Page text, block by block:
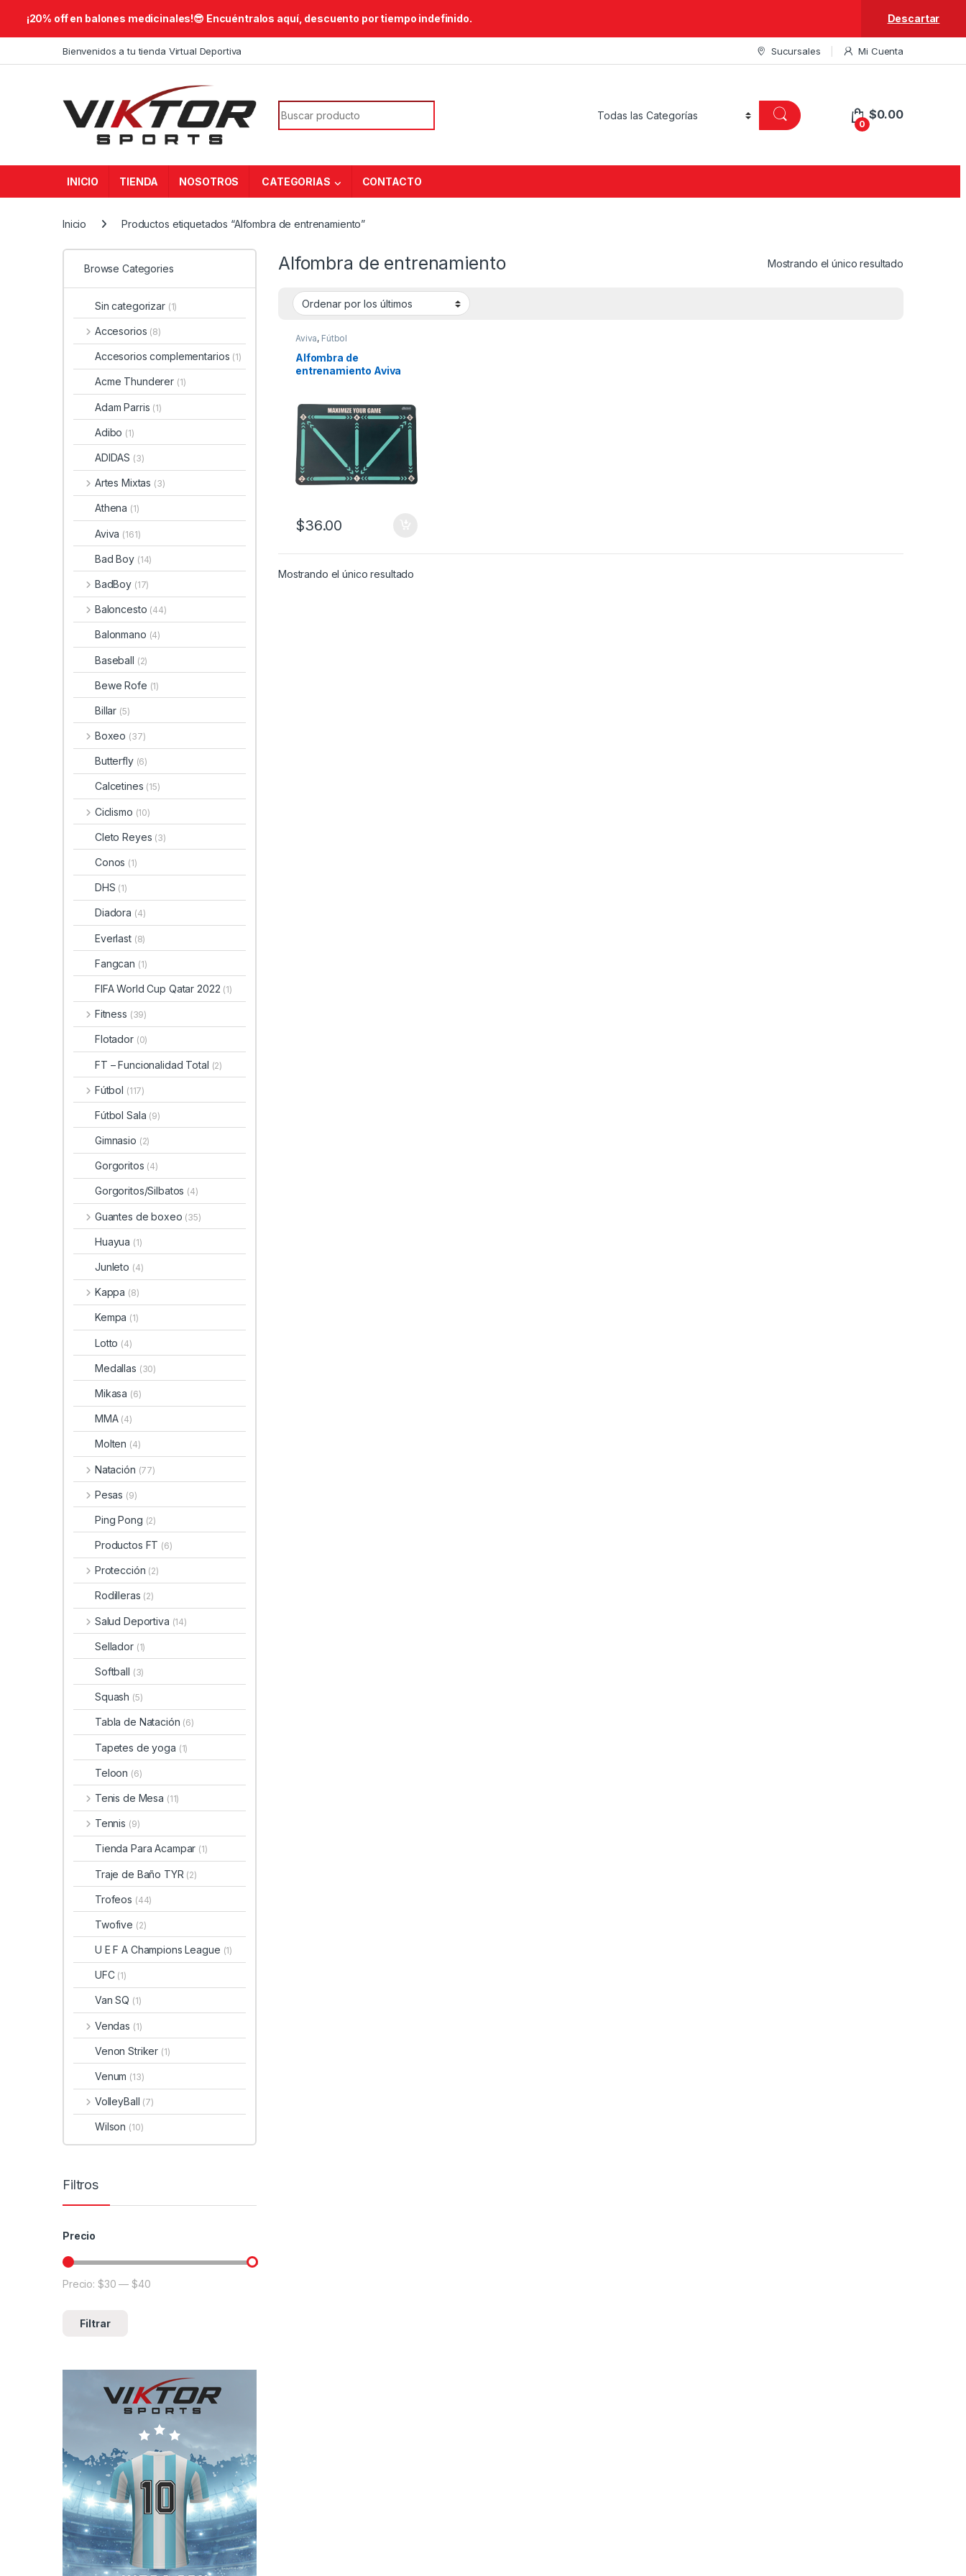
​¡20% off en balones medicinales!😎​ Encuéntralos aquí, descuento por tiempo indefinido. Descartar
Bienvenidos a tu tienda Virtual Deportiva Sucursales Mi Cuenta
Search for:
0
$0.00
INICIO TIENDA NOSOTROS CATEGORIAS CONTACTO
Inicio Productos etiquetados “Alfombra de entrenamiento”
Alfombra de entrenamiento Mostrando el único resultado
Aviva, Fútbol
Alfombra de
entrenamiento Aviva
$36.00
Mostrando el único resultado
Browse Categories
Sin categorizar (1)
Accesorios (8)
Accesorios complementarios (1)
Acme Thunderer (1)
Adam Parris (1)
Adibo (1)
ADIDAS (3)
Artes Mixtas (3)
Athena (1)
Aviva (161)
Bad Boy (14)
BadBoy (17)
Baloncesto (44)
Balonmano (4)
Baseball (2)
Bewe Rofe (1)
Billar (5)
Boxeo (37)
Butterfly (6)
Calcetines (15)
Ciclismo (10)
Cleto Reyes (3)
Conos (1)
DHS (1)
Diadora (4)
Everlast (8)
Fangcan (1)
FIFA World Cup Qatar 2022 (1)
Fitness (39)
Flotador (0)
FT – Funcionalidad Total (2)
Fútbol (117)
Fútbol Sala (9)
Gimnasio (2)
Gorgoritos (4)
Gorgoritos/Silbatos (4)
Guantes de boxeo (35)
Huayua (1)
Junleto (4)
Kappa (8)
Kempa (1)
Lotto (4)
Medallas (30)
Mikasa (6)
MMA (4)
Molten (4)
Natación (77)
Pesas (9)
Ping Pong (2)
Productos FT (6)
Protección (2)
Rodilleras (2)
Salud Deportiva (14)
Sellador (1)
Softball (3)
Squash (5)
Tabla de Natación (6)
Tapetes de yoga (1)
Teloon (6)
Tenis de Mesa (11)
Tennis (9)
Tienda Para Acampar (1)
Traje de Baño TYR (2)
Trofeos (44)
Twofive (2)
U E F A Champions League (1)
UFC (1)
Van SQ (1)
Vendas (1)
Venon Striker (1)
Venum (13)
VolleyBall (7)
Wilson (10)
Filtros
Precio
Precio mínimo
Precio máximo
Filtrar
Precio: $30 —$40